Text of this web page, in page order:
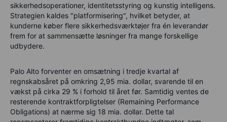
sikkerhedsoperationer, identitetsstyring og kunstig intelligens.
Strategien kaldes "platformisering", hvilket betyder, at
kunderne køber flere sikkerhedsværktøjer fra én leverandør
frem for at sammensætte løsninger fra mange forskellige
udbydere.
Palo Alto forventer en omsætning i tredje kvartal af
regnskabsåret på omkring 2,95 mia. dollar, svarende til en
vækst på cirka 29 % i forhold til året før. Samtidig ventes de
resterende kontraktforpligtelser (Remaining Performance
Obligations) at nærme sig 18 mia. dollar. Dette tal